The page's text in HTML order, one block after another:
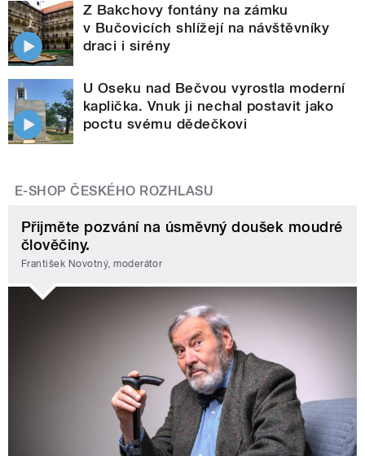
Z Bakchovy fontány na zámku
v Bučovicích shlížejí na návštěvníky
draci i sirény
U Oseku nad Bečvou vyrostla moderní
kaplička. Vnuk ji nechal postavit jako
poctu svému dědečkovi
E-SHOP ČESKÉHO ROZHLASU
Přijměte pozvání na úsměvný doušek moudré
člověčiny.
František Novotný, moderátor